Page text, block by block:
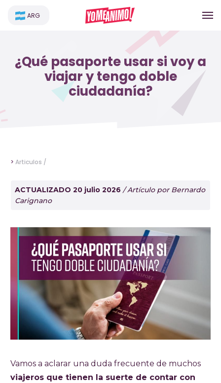
ARG
¿Qué pasaporte usar si voy a
viajar y tengo doble
ciudadanía?
> Articulos /
ACTUALIZADO 20 julio 2026 / Artículo por Bernardo
Carignano
Vamos a aclarar una duda frecuente de muchos
viajeros que tienen la suerte de contar con